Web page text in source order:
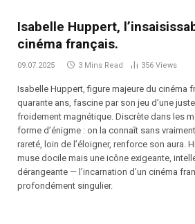
Isabelle Huppert,
cinéma français.
09.07.2025 3 Mins Read 356 Views
Isabelle Huppert, figure majeure du cinéma
quarante ans, fascine par son jeu d’une
froidement magnétique. Discrète dans les
forme d’énigme : on la connaît sans
rareté, loin de l’éloigner, renforce son aura.
muse docile mais une icône exigeante,
dérangeante — l’incarnation d’un cinéma
profondément singulier.